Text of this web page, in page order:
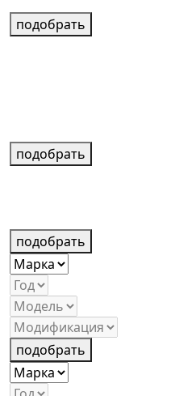
подобрать
подобрать
подобрать
подобрать